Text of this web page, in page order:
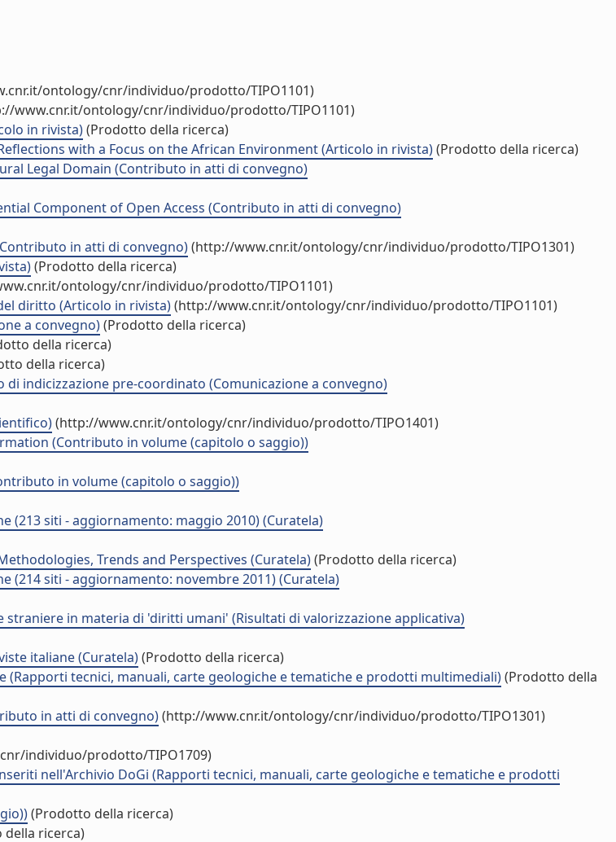
ontology/cnr/individuo/prodotto/TIPO1101)
www.cnr.it/ontology/cnr/individuo/prodotto/TIPO1101)
in rivista)(Prodotto della ricerca)
with a Focus on the African Environment (Articolo in rivista)(Prodotto della ricerca)
Legal Domain (Contributo in atti di convegno)
Component of Open Access (Contributo in atti di convegno)
in atti di convegno)(http://www.cnr.it/ontology/cnr/individuo/prodotto/TIPO1301)
(Prodotto della ricerca)
ontology/cnr/individuo/prodotto/TIPO1101)
diritto (Articolo in rivista)(http://www.cnr.it/ontology/cnr/individuo/prodotto/TIPO1101)
a convegno)(Prodotto della ricerca)
della ricerca)
della ricerca)
indicizzazione pre-coordinato (Comunicazione a convegno)
(http://www.cnr.it/ontology/cnr/individuo/prodotto/TIPO1401)
(Contributo in volume (capitolo o saggio))
in volume (capitolo o saggio))
siti - aggiornamento: maggio 2010) (Curatela)
Trends and Perspectives (Curatela)(Prodotto della ricerca)
siti - aggiornamento: novembre 2011) (Curatela)
in materia di 'diritti umani' (Risultati di valorizzazione applicativa)
italiane (Curatela)(Prodotto della ricerca)
tecnici, manuali, carte geologiche e tematiche e prodotti multimediali)(Prodotto della
in atti di convegno)(http://www.cnr.it/ontology/cnr/individuo/prodotto/TIPO1301)
individuo/prodotto/TIPO1709)
nell'Archivio DoGi (Rapporti tecnici, manuali, carte geologiche e tematiche e prodotti
(Prodotto della ricerca)
ricerca)